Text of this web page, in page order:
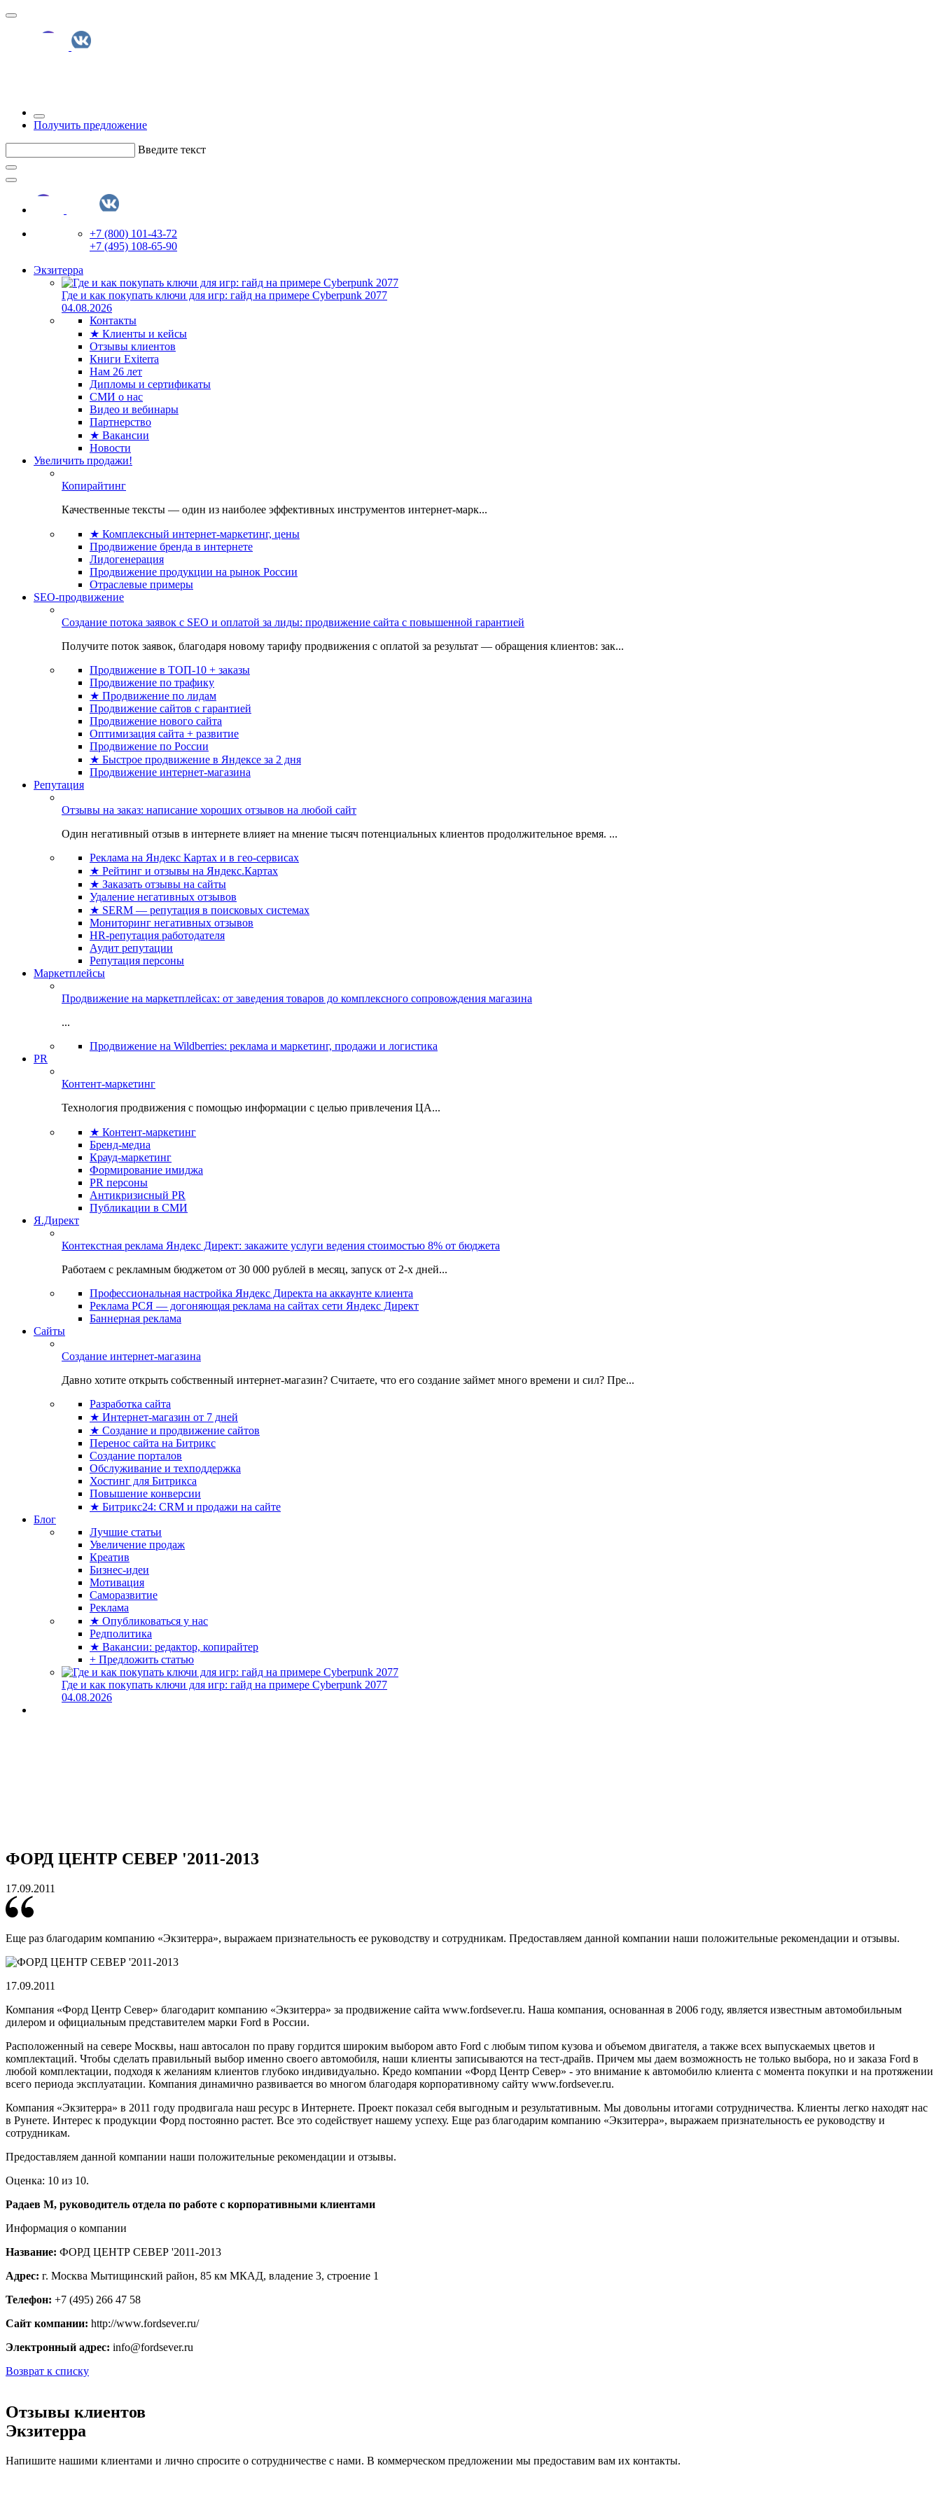
Получить предложение
Введите текст
+7 (800) 101-43-72
+7 (495) 108-65-90
Экзитерра
Где и как покупать ключи для игр: гайд на примере Cyberpunk 2077
04.08.2026
Контакты
★ Клиенты и кейсы
Отзывы клиентов
Книги Exiterra
Нам 26 лет
Дипломы и сертификаты
СМИ о нас
Видео и вебинары
Партнерство
★ Вакансии
Новости
Увеличить продажи!
Копирайтинг
Качественные тексты — один из наиболее эффективных инструментов интернет-марк...
★ Комплексный интернет-маркетинг, цены
Продвижение бренда в интернете
Лидогенерация
Продвижение продукции на рынок России
Отраслевые примеры
SEO-продвижение
Создание потока заявок с SEO и оплатой за лиды: продвижение сайта с повышенной гарантией
Получите поток заявок, благодаря новому тарифу продвижения с оплатой за результат — обращения клиентов: зак...
Продвижение в ТОП-10 + заказы
Продвижение по трафику
★ Продвижение по лидам
Продвижение сайтов с гарантией
Продвижение нового сайта
Оптимизация сайта + развитие
Продвижение по России
★ Быстрое продвижение в Яндексе за 2 дня
Продвижение интернет-магазина
Репутация
Отзывы на заказ: написание хороших отзывов на любой сайт
Один негативный отзыв в интернете влияет на мнение тысяч потенциальных клиентов продолжительное время. ...
Реклама на Яндекс Картах и в гео-сервисах
★ Рейтинг и отзывы на Яндекс.Картах
★ Заказать отзывы на сайты
Удаление негативных отзывов
★ SERM — репутация в поисковых системах
Мониторинг негативных отзывов
HR-репутация работодателя
Аудит репутации
Репутация персоны
Маркетплейсы
Продвижение на маркетплейсах: от заведения товаров до комплексного сопровождения магазина
...
Продвижение на Wildberries: реклама и маркетинг, продажи и логистика
PR
Контент-маркетинг
Технология продвижения с помощью информации с целью привлечения ЦА...
★ Контент-маркетинг
Бренд-медиа
Крауд-маркетинг
Формирование имиджа
PR персоны
Антикризисный PR
Публикации в СМИ
Я.Директ
Контекстная реклама Яндекс Директ: закажите услуги ведения стоимостью 8% от бюджета
Работаем с рекламным бюджетом от 30 000 рублей в месяц, запуск от 2-х дней...
Профессиональная настройка Яндекс Директа на аккаунте клиента
Реклама РСЯ — догоняющая реклама на сайтах сети Яндекс Директ
Баннерная реклама
Сайты
Создание интернет-магазина
Давно хотите открыть собственный интернет-магазин? Считаете, что его создание займет много времени и сил? Пре...
Разработка сайта
★ Интернет-магазин от 7 дней
★ Создание и продвижение сайтов
Перенос сайта на Битрикс
Создание порталов
Обслуживание и техподдержка
Хостинг для Битрикса
Повышение конверсии
★ Битрикс24: CRM и продажи на сайте
Блог
Лучшие статьи
Увеличение продаж
Креатив
Бизнес-идеи
Мотивация
Саморазвитие
Реклама
★ Опубликоваться у нас
Редполитика
★ Вакансии: редактор, копирайтер
+ Предложить статью
Где и как покупать ключи для игр: гайд на примере Cyberpunk 2077
04.08.2026
ФОРД ЦЕНТР СЕВЕР '2011-2013
17.09.2011
Еще раз благодарим компанию «Экзитерра», выражаем признательность ее руководству и сотрудникам. Предоставляем данной компании наши положительные рекомендации и отзывы.
17.09.2011
Компания «Форд Центр Север» благодарит компанию «Экзитерра» за продвижение сайта www.fordsever.ru. Наша компания, основанная в 2006 году, является известным автомобильным
дилером и официальным представителем марки Ford в России.
Расположенный на севере Москвы, наш автосалон по праву гордится широким выбором авто Ford с любым типом кузова и объемом двигателя, а также всех выпускаемых цветов и
комплектаций. Чтобы сделать правильный выбор именно своего автомобиля, наши клиенты записываются на тест-драйв. Причем мы даем возможность не только выбора, но и заказа Ford в
любой комплектации, подходя к желаниям клиентов глубоко индивидуально. Кредо компании «Форд Центр Север» - это внимание к автомобилю клиента с момента покупки и на протяжении
всего периода эксплуатации. Компания динамично развивается во многом благодаря корпоративному сайту www.fordsever.ru.
Компания «Экзитерра» в 2011 году продвигала наш ресурс в Интернете. Проект показал себя выгодным и результативным. Мы довольны итогами сотрудничества. Клиенты легко находят нас
в Рунете. Интерес к продукции Форд постоянно растет. Все это содействует нашему успеху. Еще раз благодарим компанию «Экзитерра», выражаем признательность ее руководству и
сотрудникам.
Предоставляем данной компании наши положительные рекомендации и отзывы.
Оценка: 10 из 10.
Радаев М, руководитель отдела по работе с корпоративными клиентами
Информация о компании
Название: ФОРД ЦЕНТР СЕВЕР '2011-2013
Адрес: г. Москва Мытищинский район, 85 км МКАД, владение 3, строение 1
Телефон: +7 (495) 266 47 58
Сайт компании: http://www.fordsever.ru/
Электронный адрес: info@fordsever.ru
Возврат к списку
Отзывы клиентов
Экзитерра
Напишите нашими клиентами и лично спросите о сотрудничестве с нами. В коммерческом предложении мы предоставим вам их контакты.